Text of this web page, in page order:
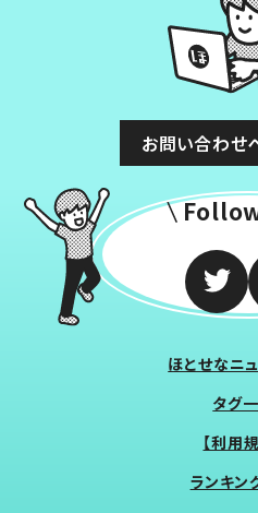
お問い合わせ
ほとせなニ
タグ
【利用
ランキン